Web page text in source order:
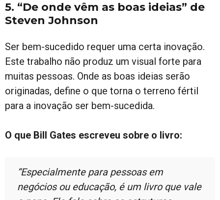
5. “De onde vêm as boas ideias” de
Steven Johnson
Ser bem-sucedido requer uma certa inovação.
Este trabalho não produz um visual forte para
muitas pessoas. Onde as boas ideias serão
originadas, define o que torna o terreno fértil
para a inovação ser bem-sucedida.
O que Bill Gates escreveu sobre o livro:
“Especialmente para pessoas em
negócios ou educação, é um livro que vale